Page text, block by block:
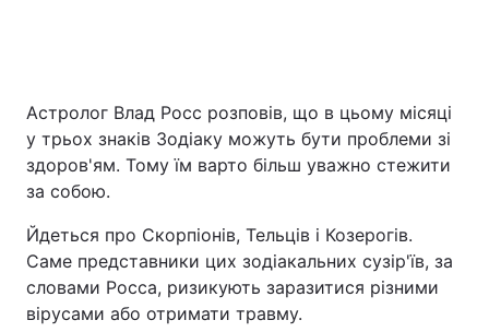
Астролог Влад Росс розповів, що в цьому місяці
у трьох знаків Зодіаку можуть бути проблеми зі
здоров'ям. Тому їм варто більш уважно стежити
за собою.
Йдеться про Скорпіонів, Тельців і Козерогів.
Саме представники цих зодіакальних сузір'їв, за
словами Росса, ризикують заразитися різними
вірусами або отримати травму.